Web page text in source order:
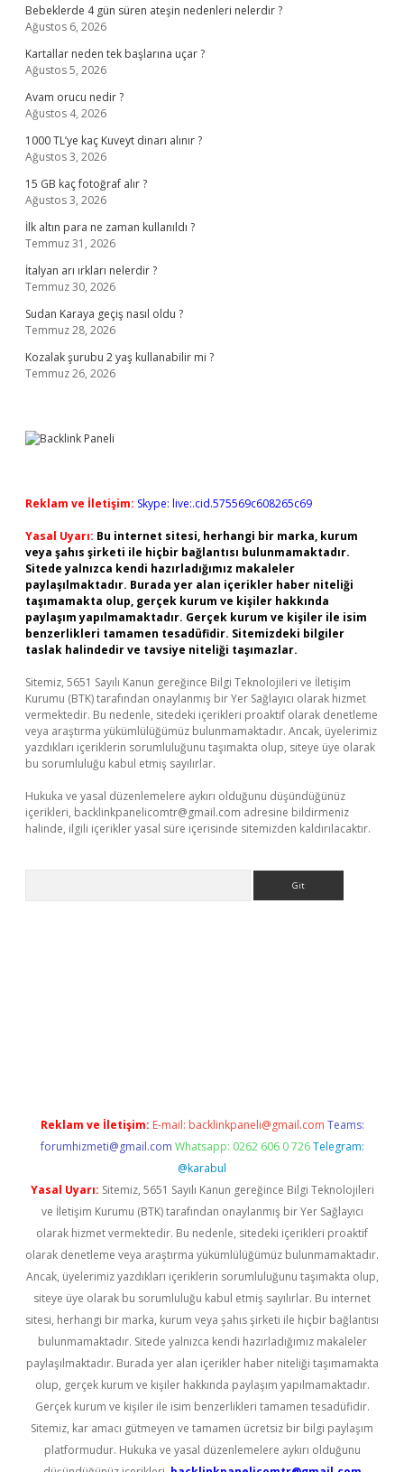
Bebeklerde 4 gün süren ateşin nedenleri nelerdir ?
Ağustos 6, 2026
Kartallar neden tek başlarına uçar ?
Ağustos 5, 2026
Avam orucu nedir ?
Ağustos 4, 2026
1000 TL’ye kaç Kuveyt dinarı alınır ?
Ağustos 3, 2026
15 GB kaç fotoğraf alır ?
Ağustos 3, 2026
İlk altın para ne zaman kullanıldı ?
Temmuz 31, 2026
İtalyan arı ırkları nelerdir ?
Temmuz 30, 2026
Sudan Karaya geçiş nasıl oldu ?
Temmuz 28, 2026
Kozalak şurubu 2 yaş kullanabilir mi ?
Temmuz 26, 2026
Reklam ve İletişim: Skype: live:.cid.575569c608265c69
Yasal Uyarı: Bu internet sitesi, herhangi bir marka, kurum
veya şahıs şirketi ile hiçbir bağlantısı bulunmamaktadır.
Sitede yalnızca kendi hazırladığımız makaleler
paylaşılmaktadır. Burada yer alan içerikler haber niteliği
taşımamakta olup, gerçek kurum ve kişiler hakkında
paylaşım yapılmamaktadır. Gerçek kurum ve kişiler ile isim
benzerlikleri tamamen tesadüfidir. Sitemizdeki bilgiler
taslak halindedir ve tavsiye niteliği taşımazlar.
Sitemiz, 5651 Sayılı Kanun gereğince Bilgi Teknolojileri ve İletişim
Kurumu (BTK) tarafından onaylanmış bir Yer Sağlayıcı olarak hizmet
vermektedir. Bu nedenle, sitedeki içerikleri proaktif olarak denetleme
veya araştırma yükümlülüğümüz bulunmamaktadır. Ancak, üyelerimiz
yazdıkları içeriklerin sorumluluğunu taşımakta olup, siteye üye olarak
bu sorumluluğu kabul etmiş sayılırlar.
Hukuka ve yasal düzenlemelere aykırı olduğunu düşündüğünüz
içerikleri, backlinkpanelicomtr@gmail.com adresine bildirmeniz
halinde, ilgili içerikler yasal süre içerisinde sitemizden kaldırılacaktır.
Reklam ve İletişim: E-mail: backlinkpaneli@gmail.com Teams:
forumhizmeti@gmail.com Whatsapp: 0262 606 0 726 Telegram:
@karabul
Yasal Uyarı: Sitemiz, 5651 Sayılı Kanun gereğince Bilgi Teknolojileri
ve İletişim Kurumu (BTK) tarafından onaylanmış bir Yer Sağlayıcı
olarak hizmet vermektedir. Bu nedenle, sitedeki içerikleri proaktif
olarak denetleme veya araştırma yükümlülüğümüz bulunmamaktadır.
Ancak, üyelerimiz yazdıkları içeriklerin sorumluluğunu taşımakta olup,
siteye üye olarak bu sorumluluğu kabul etmiş sayılırlar. Bu internet
sitesi, herhangi bir marka, kurum veya şahıs şirketi ile hiçbir bağlantısı
bulunmamaktadır. Sitede yalnızca kendi hazırladığımız makaleler
paylaşılmaktadır. Burada yer alan içerikler haber niteliği taşımamakta
olup, gerçek kurum ve kişiler hakkında paylaşım yapılmamaktadır.
Gerçek kurum ve kişiler ile isim benzerlikleri tamamen tesadüfidir.
Sitemiz, kar amacı gütmeyen ve tamamen ücretsiz bir bilgi paylaşım
platformudur. Hukuka ve yasal düzenlemelere aykırı olduğunu